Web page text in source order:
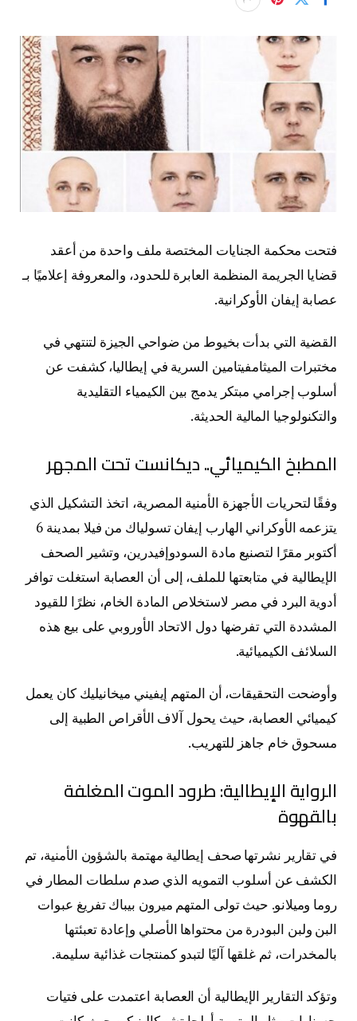
فتحت محكمة الجنايات المختصة ملف واحدة من أعقد
قضايا الجريمة المنظمة العابرة للحدود، والمعروفة إعلاميًا بـ
عصابة إيفان الأوكرانية.
القضية التي بدأت بخيوط من ضواحي الجيزة لتنتهي في
مختبرات الميثامفيتامين السرية في إيطاليا، كشفت عن
أسلوب إجرامي مبتكر يدمج بين الكيمياء التقليدية
والتكنولوجيا المالية الحديثة.
المطبخ الكيميائي.. ديكانست تحت المجهر
وفقًا لتحريات الأجهزة الأمنية المصرية، اتخذ التشكيل الذي
يتزعمه الأوكراني الهارب إيفان تسولياك من فيلا بمدينة 6
أكتوبر مقرًا لتصنيع مادة السودوإفيدرين، وتشير الصحف
الإيطالية في متابعتها للملف، إلى أن العصابة استغلت توافر
أدوية البرد في مصر لاستخلاص المادة الخام، نظرًا للقيود
المشددة التي تفرضها دول الاتحاد الأوروبي على بيع هذه
السلائف الكيميائية.
وأوضحت التحقيقات، أن المتهم إيفيني ميخانيليك كان يعمل
كيميائي العصابة، حيث يحول آلاف الأقراص الطبية إلى
مسحوق خام جاهز للتهريب.
الرواية الإيطالية: طرود الموت المغلفة
بالقهوة
في تقارير نشرتها صحف إيطالية مهتمة بالشؤون الأمنية، تم
الكشف عن أسلوب التمويه الذي صدم سلطات المطار في
روما وميلانو. حيث تولى المتهم ميرون بيباك تفريغ عبوات
البن ولبن البودرة من محتواها الأصلي وإعادة تعبئتها
بالمخدرات، ثم غلقها آليًا لتبدو كمنتجات غذائية سليمة.
وتؤكد التقارير الإيطالية أن العصابة اعتمدت على فتيات